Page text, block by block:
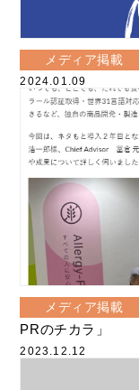
災害・防災情報
チョッといい話
天災人語
2024年12月
2024年10月
2024年5月
2024年3月
2024年2月
2024年1月
2023年12月
2023年10月
メディア掲載
2024.01.09
メディア掲載
PRのチカラ」
2023.12.12